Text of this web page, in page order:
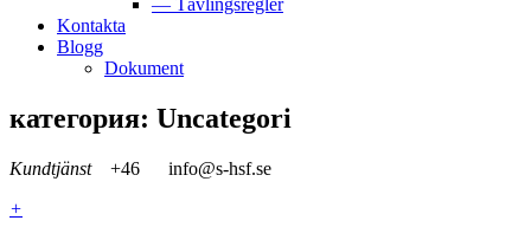
— Tävlingsregler
Kontakta
Blogg
Dokument
категория: Uncategori
Kundtjänst +46
info@s-hsf.se
+